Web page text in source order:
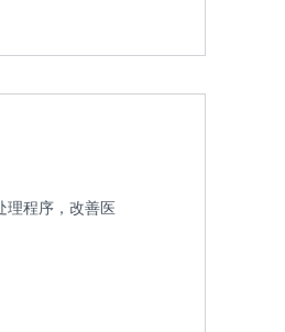
理程序，改善医